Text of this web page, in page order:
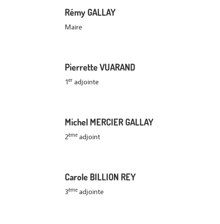
Rémy GALLAY
Maire
Pierrette VUARAND
1er adjointe
Michel MERCIER GALLAY
2ème adjoint
Carole BILLION REY
3ème adjointe